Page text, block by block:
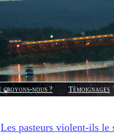
croyons-nous ?
Témoignages
Les pasteurs violent-ils le